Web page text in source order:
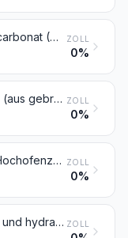
Natürliches Magnesiumcarbonat (Magnesit); geschmolzene Magnesia; totgebrannte (gesinterte) Magnesia, auch mit Zusatz von geringen Mengen anderer Oxide vor dem Sintern; anderes Magnesiumoxid, auch chemisch rein ZOLL
0%
Gipsstein; Anhydrit; Gips (aus gebranntem Gipsstein oder aus Calciumsulfat), auch gefärbt oder mit geringen Zusätzen von Abbindebeschleunigern oder -verzögerern ZOLL
0%
Kalksteine von der als Hochofenzuschläge oder zum Herstellen von Kalk oder Zement verwendeten Art ZOLL
0%
Luftkalk, auch gelöscht, und hydraulischer Kalk, ausgenommen reines Calciumoxid und Calciumhydroxid der Position 2825 ZOLL